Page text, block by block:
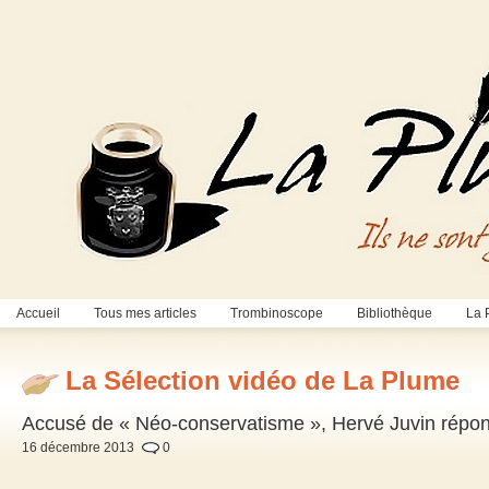
Accueil Tous mes articles Trombinoscope Bibliothèque La
La Sélection vidéo de La Plume
Accusé de « Néo-conservatisme », Hervé Juvin
16 décembre 2013 0